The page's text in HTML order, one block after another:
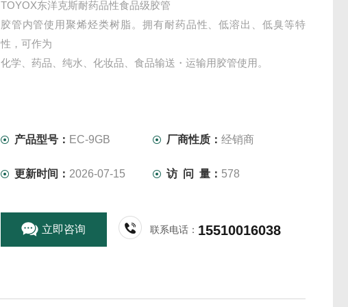
TOYOX东洋克斯耐药品性食品级胶管
胶管内管使用聚烯烃类树脂。拥有耐药品性、低溶出、低臭等特
性，可作为
化学、药品、纯水、化妆品、食品输送・运输用胶管使用。
产品型号： EC-9GB 厂商性质：经销商
更新时间： 2026-07-15 访 问 量： 578
立即咨询 联系电话： 15510016038